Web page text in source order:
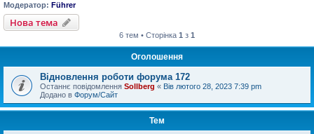
Модератор: Führer
Нова тема
6 тем • Сторінка 1 з 1
Оголошення
Відновлення роботи форума 172
Останнє повідомлення Sollberg « Вів лютого 28, 2023 7:39 pm
Додано в Форум/Сайт
Тем